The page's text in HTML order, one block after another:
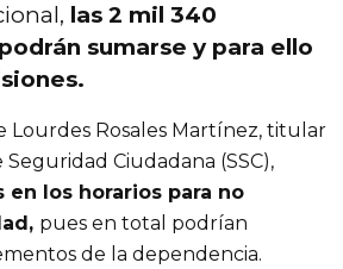
las 2 mil 340
sumarse y para ello
Lourdes Rosales Martínez, titular
Ciudadana (SSC),
en los horarios para no
pues en total podrían
de la dependencia.